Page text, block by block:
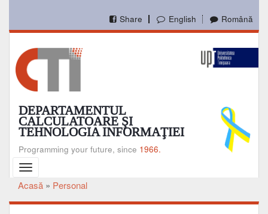
conţinutul
English Română
Share
DEPARTAMENTUL
CALCULATOARE ŞI
TEHNOLOGIA INFORMAŢIEI
Programming your future, since 1966.
Toggle
navigation
Breadcrumb
Acasă Personal